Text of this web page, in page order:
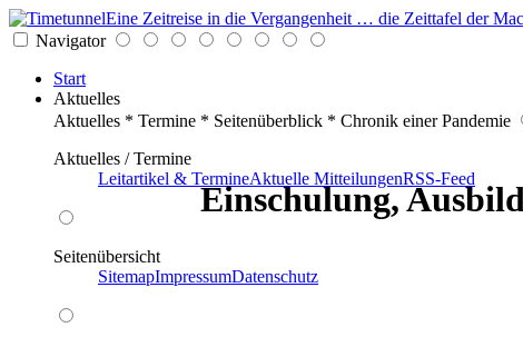
Eine Zeitreise in die Vergangenheit … die Zeittafel der
Navigator
Start
Aktuelles
Aktuelles * Termine * Seitenüberblick * Chronik einer Pandemie
Aktuelles / Termine
Leitartikel & TermineAktuelle MitteilungenRSS-Feed
Seitenübersicht
SitemapImpressumDatenschutz
Einschulung,